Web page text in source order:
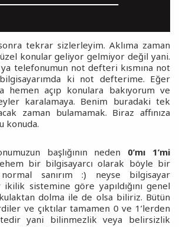
tekrar sizlerleyim. Aklıma zaman
konular geliyor gelmiyor değil yani.
telefonumun not defteri kısmına not
ki not defterime. Eğer
hemen açıp konulara bakıyorum ve
karalamaya. Benim buradaki tek
zaman bulamamak. Biraz affınıza
konuda.
başlığının neden 0’mı 1’mi
bir bilgisayarcı olarak böyle bir
sanırım :) neyse bilgisayar
sistemine göre yapıldığını genel
dolma ile de olsa biliriz. Bütün
ve çıktılar tamamen 0 ve 1’lerden
yani bilinmezlik veya belirsizlik